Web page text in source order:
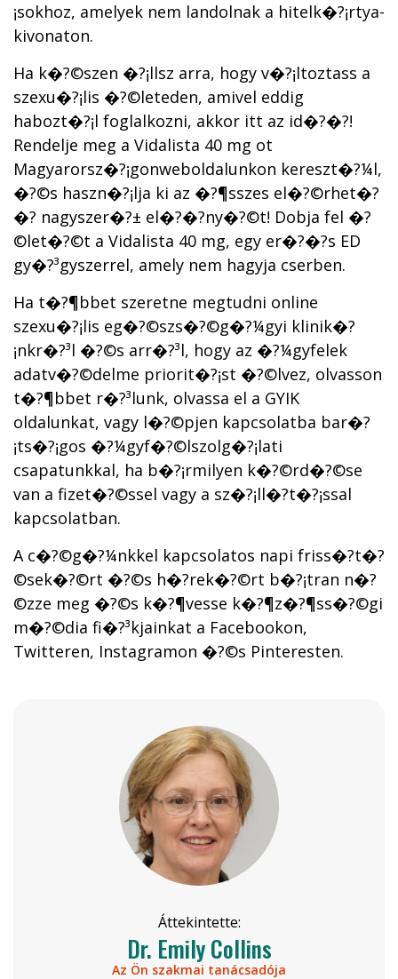
¡sokhoz, amelyek nem landolnak a hitelk�?¡rtya-
kivonaton.
Ha k�?©szen �?¡llsz arra, hogy v�?¡ltoztass a
szexu�?¡lis �?©leteden, amivel eddig
habozt�?¡l foglalkozni, akkor itt az id�?�?!
Rendelje meg a Vidalista 40 mg ot
Magyarorsz�?¡gonweboldalunkon kereszt�?¼l,
�?©s haszn�?¡lja ki az �?¶sszes el�?©rhet�?
�? nagyszer�?± el�?�?ny�?©t! Dobja fel �?
©let�?©t a Vidalista 40 mg, egy er�?�?s ED
gy�?³gyszerrel, amely nem hagyja cserben.
Ha t�?¶bbet szeretne megtudni online
szexu�?¡lis eg�?©szs�?©g�?¼gyi klinik�?
¡nkr�?³l �?©s arr�?³l, hogy az �?¼gyfelek
adatv�?©delme priorit�?¡st �?©lvez, olvasson
t�?¶bbet r�?³lunk, olvassa el a GYIK
oldalunkat, vagy l�?©pjen kapcsolatba bar�?
¡ts�?¡gos �?¼gyf�?©lszolg�?¡lati
csapatunkkal, ha b�?¡rmilyen k�?©rd�?©se
van a fizet�?©ssel vagy a sz�?¡ll�?­t�?¡ssal
kapcsolatban.
A c�?©g�?¼nkkel kapcsolatos napi friss�?­t�?
©sek�?©rt �?©s h�?­rek�?©rt b�?¡tran n�?
©zze meg �?©s k�?¶vesse k�?¶z�?¶ss�?©gi
m�?©dia fi�?³kjainkat a Facebookon,
Twitteren, Instagramon �?©s Pinteresten.
Áttekintette:
Dr. Emily Collins
Az Ön szakmai tanácsadója